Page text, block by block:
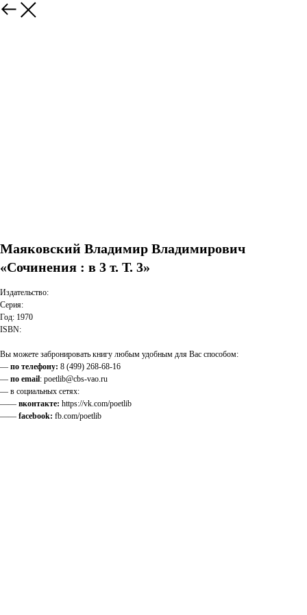
Маяковский Владимир Владимирович
«Сочинения : в 3 т. Т. 3»
Издательство:
Серия:
Год: 1970
ISBN:
Вы можете забронировать книгу любым удобным для Вас способом:
— по телефону: 8 (499) 268-68-16
— по email: poetlib@cbs-vao.ru
— в социальных сетях:
—— вконтакте: https://vk.com/poetlib
—— facebook: fb.com/poetlib